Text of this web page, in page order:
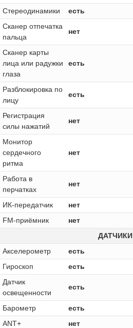
Стереодинамики
есть
Сканер отпечатка
пальца
нет
Сканер карты
лица или радужки
глаза
есть
Разблокировка по
лицу
есть
Регистрация
силы нажатий
нет
Монитор
сердечного
ритма
нет
Работа в
перчатках
нет
ИК-передатчик
нет
FM-приёмник
нет
ДАТЧИКИ
Акселерометр
есть
Гироскоп
есть
Датчик
освещенности
есть
Барометр
есть
ANT+
нет